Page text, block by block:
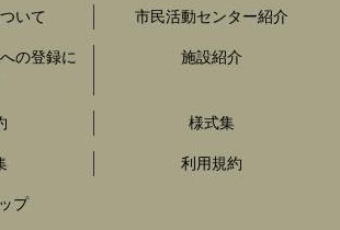
いて 市民活動センター紹介
の登録に
施設紹介
様式集
利用規約
プ